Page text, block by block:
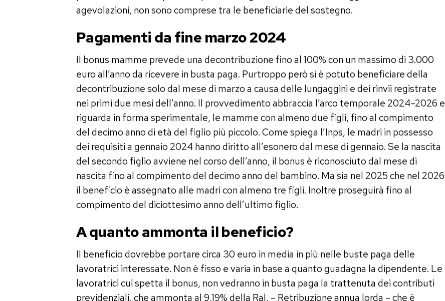
agevolazioni, non sono comprese tra le beneficiarie del sostegno.
Pagamenti da fine marzo 2024
Il bonus mamme prevede una decontribuzione fino al 100% con un massimo di 3.000
euro all’anno da ricevere in busta paga. Purtroppo però si è potuto beneficiare della
decontribuzione solo dal mese di marzo a causa delle lungaggini e dei rinvii registrate
nei primi due mesi dell’anno. Il provvedimento abbraccia l’arco temporale 2024–2026 e
riguarda in forma sperimentale, le mamme con almeno due figli, fino al compimento
del decimo anno di età del figlio più piccolo. Come spiega l’Inps, le madri in possesso
dei requisiti a gennaio 2024 hanno diritto all’esonero dal mese di gennaio. Se la nascita
del secondo figlio avviene nel corso dell’anno, il bonus è riconosciuto dal mese di
nascita fino al compimento del decimo anno del bambino. Ma sia nel 2025 che nel 2026
il beneficio è assegnato alle madri con almeno tre figli. Inoltre proseguirà fino al
compimento del diciottesimo anno dell’ultimo figlio.
A quanto ammonta il beneficio?
Il beneficio dovrebbe portare circa 30 euro in media in più nelle buste paga delle
lavoratrici interessate. Non è fisso e varia in base a quanto guadagna la dipendente. Le
lavoratrici cui spetta il bonus, non vedranno in busta paga la trattenuta dei contributi
previdenziali, che ammonta al 9,19% della Ral, – Retribuzione annua lorda – che è